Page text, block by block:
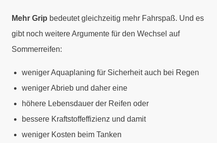
Mehr Grip bedeutet gleichzeitig mehr Fahrspaß. Und es
gibt noch weitere Argumente für den Wechsel auf
Sommerreifen:
weniger Aquaplaning für Sicherheit auch bei Regen
weniger Abrieb und daher eine
höhere Lebensdauer der Reifen oder
bessere Kraftstoffeffizienz und damit
weniger Kosten beim Tanken